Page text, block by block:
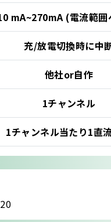
mA~270mA (電流範囲
充/放電切換時に中
他社or自作
1チャンネル
1チャンネル当たり1直